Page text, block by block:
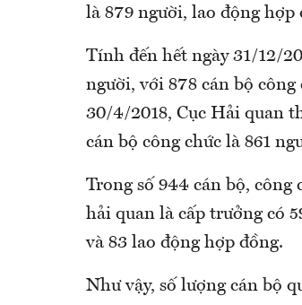
là 879 người, lao động
Tính đến hết ngày 31/12/
người, với 878 cán bộ
30/4/2018, Cục Hải quan
cán bộ công chức là 861
Trong số 944 cán bộ, công
hải quan là cấp trưởng có
và 83 lao động hợp đồng.
Như vậy, số lượng cán bộ